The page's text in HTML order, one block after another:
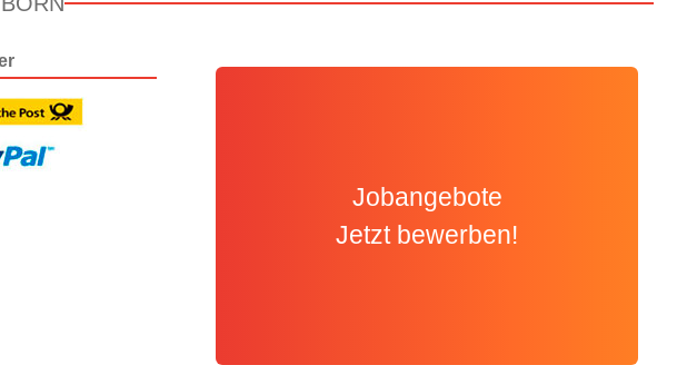
Jobangebote
Jetzt bewerben!